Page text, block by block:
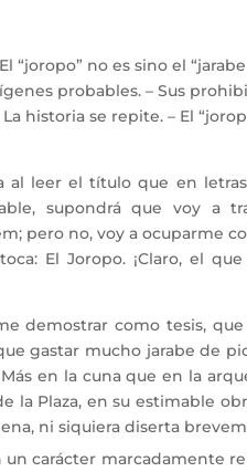
“joropo” no es sino el “jarabe
probables. – Sus
historia se repite. – El
leer el título que en letras
supondrá que voy a
pero no, voy a ocuparme
El Joropo. ¡Claro, el
como tesis, que
gastar mucho jarabe de
en la cuna que en la
la Plaza, en su estimable
ni siquiera diserta
carácter marcadamente